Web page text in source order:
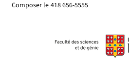
Composer le 418 656-5555